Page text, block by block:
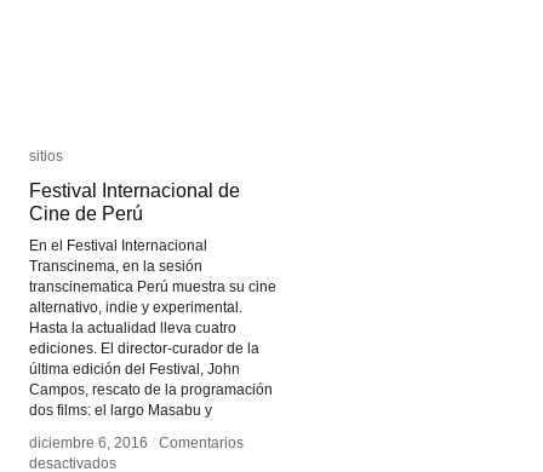
sitios
Festival Internacional de
Cine de Perú
En el Festival Internacional
Transcinema, en la sesión
transcinematica Perú muestra su cine
alternativo, indie y experimental.
Hasta la actualidad lleva cuatro
ediciones. El director-curador de la
última edición del Festival, John
Campos, rescato de la programación
dos films: el largo Masabu y
diciembre 6, 2016 / Comentarios
desactivadosen
sitios
Festival Internacional de
Cine de Perú
diciembre 6, 2016 / Comentarios
desactivadosen